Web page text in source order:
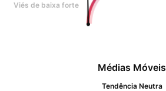
Viés de baixa forte
Médias Móveis
Tendência Neutra